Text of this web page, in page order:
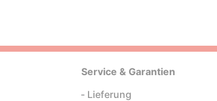
Service & Garantien
Lieferung